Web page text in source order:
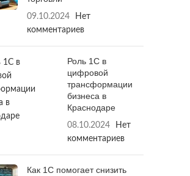
09.10.2024
Нет
комментариев
Роль 1С в
цифровой
трансформации
бизнеса в
Краснодаре
08.10.2024
Нет
комментариев
Как 1С помогает снизить